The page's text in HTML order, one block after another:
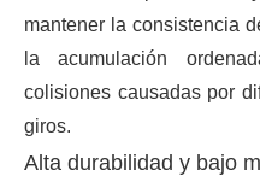
mantener la consistencia
la acumulación
colisiones causadas por
giros.
Alta durabilidad y bajo